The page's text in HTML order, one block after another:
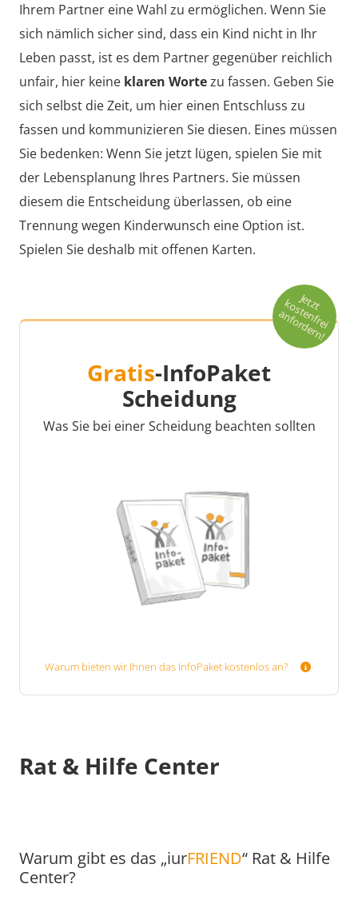
Ihrem Partner eine Wahl zu ermöglichen. Wenn Sie
sich nämlich sicher sind, dass ein Kind nicht in Ihr
Leben passt, ist es dem Partner gegenüber reichlich
unfair, hier keine klaren Wortezu fassen. Geben Sie
sich selbst die Zeit, um hier einen Entschluss zu
fassen und kommunizieren Sie diesen. Eines müssen
Sie bedenken: Wenn Sie jetzt lügen, spielen Sie mit
der Lebensplanung Ihres Partners. Sie müssen
diesem die Entscheidung überlassen, ob eine
Trennung wegen Kinderwunsch eine Option ist.
Spielen Sie deshalb mit offenen Karten.
Gratis-InfoPaket
Scheidung
Was Sie bei einer Scheidung beachten sollten
Je
t
z
t
k
o
s
t
e
n
fr
e
i
a
n
fo
r
d
e
r
n
!
Warum bieten wir Ihnen das InfoPaket kostenlos an?
Rat & Hilfe Center
Warum gibt es das „iurFRIEND“ Rat & Hilfe
Center?